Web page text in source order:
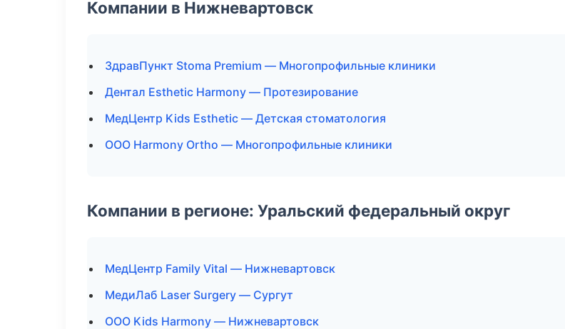
Компании в Нижневартовск
ЗдравПункт Stoma Premium — Многопрофильные клиники
Дентал Esthetic Harmony — Протезирование
МедЦентр Kids Esthetic — Детская стоматология
ООО Harmony Ortho — Многопрофильные клиники
Компании в регионе: Уральский федеральный округ
МедЦентр Family Vital — Нижневартовск
МедиЛаб Laser Surgery — Сургут
ООО Kids Harmony — Нижневартовск